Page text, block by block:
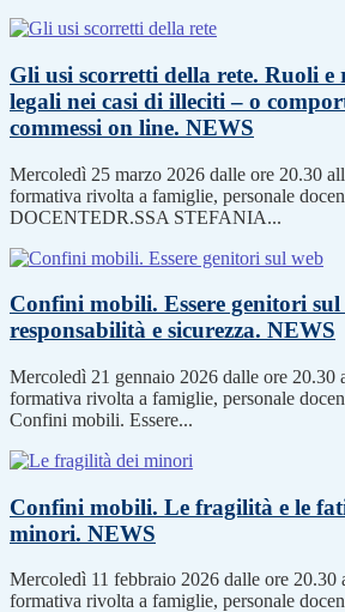
Gli usi scorretti della rete. Ruoli e
legali nei casi di illeciti – o
commessi on line. NEWS
Mercoledì 25 marzo 2026 dalle ore 20.30
formativa rivolta a famiglie, personale
DOCENTEDR.SSA STEFANIA...
Confini mobili. Essere genitori
responsabilità e sicurezza. NEWS
Mercoledì 21 gennaio 2026 dalle ore 20.30
formativa rivolta a famiglie, personale
Confini mobili. Essere...
Confini mobili. Le fragilità e le
minori. NEWS
Mercoledì 11 febbraio 2026 dalle ore 20.30
formativa rivolta a famiglie, personale